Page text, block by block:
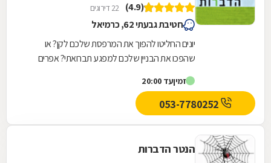
(4.9) 22 דירוגים
חטיבת גבעתי 62, כרמיאל
יונים החליטו להפוך את המרפסת שלכם לקן? או
שהפכו את הבניין שלכם למפגע תברואתי? אפרים
בגובה,...
זמיןעד 20:00
הנטר הדברות